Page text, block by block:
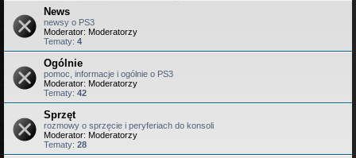
News
newsy o PS3
Moderator: Moderatorzy
Tematy: 4
Ogólnie
pomoc, informacje i ogólnie o PS3
Moderator: Moderatorzy
Tematy: 42
Sprzęt
rozmowy o sprzęcie i peryferiach do konsoli
Moderator: Moderatorzy
Tematy: 28